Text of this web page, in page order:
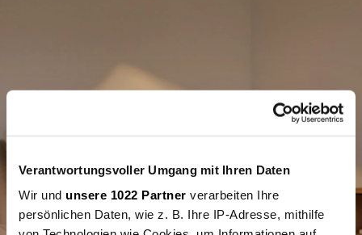
Verantwortungsvoller Umgang mit Ihren Daten
Wir und unsere 1022 Partner verarbeiten Ihre
persönlichen Daten, wie z. B. Ihre IP-Adresse, mithilfe